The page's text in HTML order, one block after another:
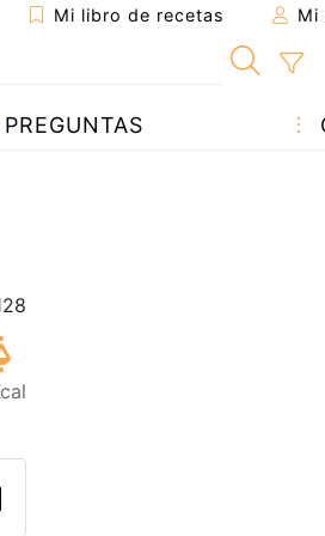
Mi libro de recetas Mi
PREGUNTAS
a un amigo
página
al autor